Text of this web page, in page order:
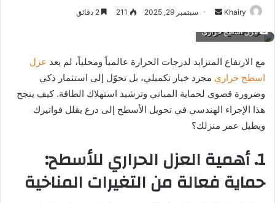
Khairy
س
ي
د
ا
ل
ك
ت
سبتمبر 29, 2025 211
عزل اسطح حراري
مع الارتفاع المتزايد لدرجات الحرارة عالمياً ومحلياً، لم يعد عزل
اسطح حراري مجرد خيار تكميلي، بل تحوّل إلى استثمار ذكي
وضرورة قصوى لحماية المباني وترشيد استهلاك الطاقة. كيف ينجح
هذا الإجراء الهندسي في تحويل الأسطح إلى درع يقلل فواتيرك
ويطيل عمر منزلك؟
1. أهمية العزل الحراري للأسطح:
حماية فعالة من التغيرات المناخية